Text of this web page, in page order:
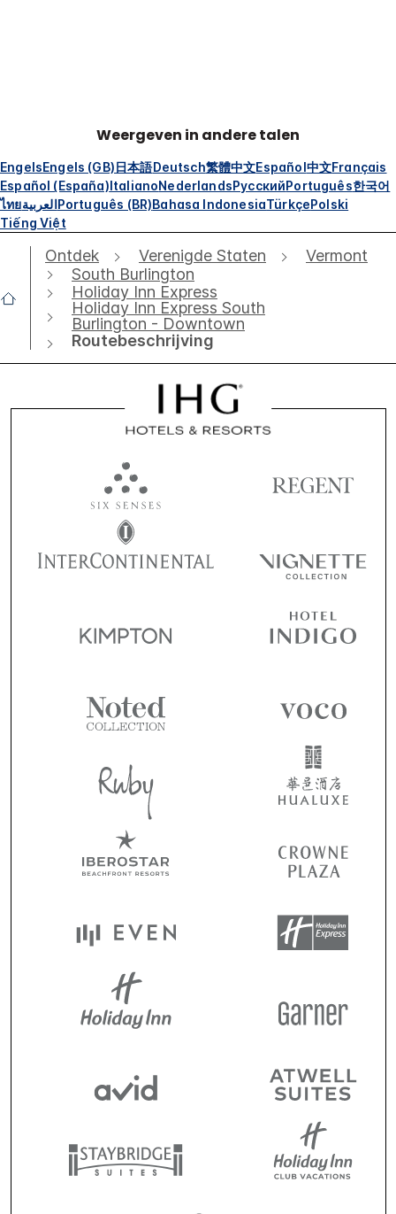
Weergeven in andere talen
EngelsEngels (GB)日本語Deutsch繁體中文Español中文Français
Español (España)ItalianoNederlandsРусскийPortuguês한국어
ไทยالعربيةPortuguês (BR)Bahasa IndonesiaTürkçePolski
Tiếng Việt
Ontdek Verenigde Staten
Vermont
South Burlington
Holiday Inn Express
Holiday Inn Express South
Burlington - Downtown
Routebeschrijving